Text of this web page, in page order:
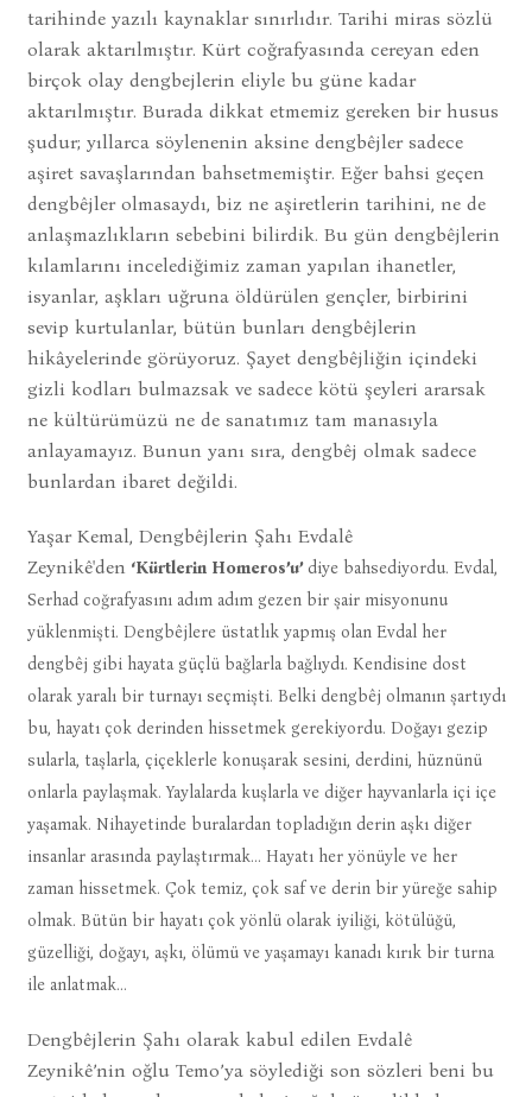
tarihinde yazılı kaynaklar sınırlıdır. Tarihi miras sözlü
olarak aktarılmıştır. Kürt coğrafyasında cereyan eden
birçok olay dengbejlerin eliyle bu güne kadar
aktarılmıştır. Burada dikkat etmemiz gereken bir husus
şudur; yıllarca söylenenin aksine dengbêjler sadece
aşiret savaşlarından bahsetmemiştir. Eğer bahsi geçen
dengbêjler olmasaydı, biz ne aşiretlerin tarihini, ne de
anlaşmazlıkların sebebini bilirdik. Bu gün dengbêjlerin
kılamlarını incelediğimiz zaman yapılan ihanetler,
isyanlar, aşkları uğruna öldürülen gençler, birbirini
sevip kurtulanlar, bütün bunları dengbêjlerin
hikâyelerinde görüyoruz. Şayet dengbêjliğin içindeki
gizli kodları bulmazsak ve sadece kötü şeyleri ararsak
ne kültürümüzü ne de sanatımız tam manasıyla
anlayamayız. Bunun yanı sıra, dengbêj olmak sadece
bunlardan ibaret değildi.
Yaşar Kemal, Dengbêjlerin Şahı Evdalê
Zeynikê'den ‘Kürtlerin Homeros’u’diye bahsediyordu. Evdal,
Serhad coğrafyasını adım adım gezen bir şair misyonunu
yüklenmişti. Dengbêjlere üstatlık yapmış olan Evdal her
dengbêj gibi hayata güçlü bağlarla bağlıydı. Kendisine dost
olarak yaralı bir turnayı seçmişti. Belki dengbêj olmanın şartıydı
bu, hayatı çok derinden hissetmek gerekiyordu. Doğayı gezip
sularla, taşlarla, çiçeklerle konuşarak sesini, derdini, hüznünü
onlarla paylaşmak. Yaylalarda kuşlarla ve diğer hayvanlarla içi içe
yaşamak. Nihayetinde buralardan topladığın derin aşkı diğer
insanlar arasında paylaştırmak… Hayatı her yönüyle ve her
zaman hissetmek. Çok temiz, çok saf ve derin bir yüreğe sahip
olmak. Bütün bir hayatı çok yönlü olarak iyiliği, kötülüğü,
güzelliği, doğayı, aşkı, ölümü ve yaşamayı kanadı kırık bir turna
ile anlatmak…
Dengbêjlerin Şahı olarak kabul edilen Evdalê
Zeynikê’nin oğlu Temo’ya söylediği son sözleri beni bu